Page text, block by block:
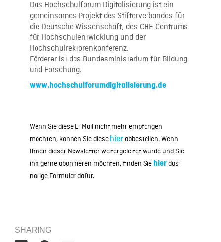
Das Hochschulforum Digitalisierung ist ein
gemeinsames Projekt des Stifterverbandes für
die Deutsche Wissenschaft, des CHE Centrums
für Hochschulentwicklung und der
Hochschulrektorenkonferenz.
Förderer ist das Bundesministerium für Bildung
und Forschung.
www.hochschulforumdigitalisierung.de
Wenn Sie diese E-Mail nicht mehr empfangen
möchten, können Sie diese hierabbestellen. Wenn
Ihnen dieser Newsletter weitergeleitet wurde und Sie
ihn gerne abonnieren möchten, finden Sie hierdas
nötige Formular dafür.
SHARING